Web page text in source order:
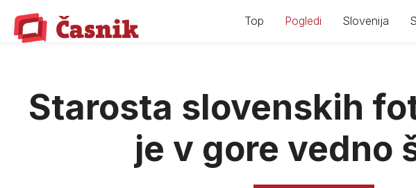
content
Top Pogledi Slovenija
Starosta slovenskih
je v gore vedno